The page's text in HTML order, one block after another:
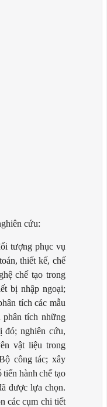
cứu:
tượng phục vụ
toán, thiết kế, chế
chế tạo trong
bị nhập ngoại;
tích các mẫu
phân tích những
đó; nghiên cứu,
vật liệu trong
công tác; xây
tiến hành chế tạo
được lựa chọn.
các cụm chi tiết